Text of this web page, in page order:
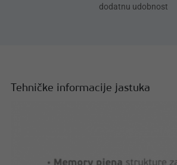
dodatnu udobnost
Tehničke informacije jastuka